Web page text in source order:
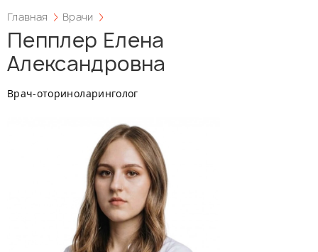
Главная Врачи
Пепплер Елена
Александровна
Врач-оториноларинголог